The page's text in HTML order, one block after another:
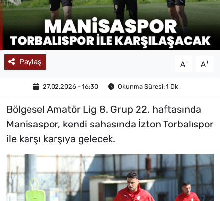
Paylaş A- A+
27.02.2026 - 16:30 Okunma Süresi: 1 Dk
Bölgesel Amatör Lig 8. Grup 22. haftasında
Manisaspor, kendi sahasında İzton Torbalıspor
ile karşı karşıya gelecek.